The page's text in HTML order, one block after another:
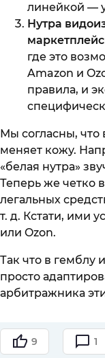
линейкой —
Нутра
где это
Amazon и
правила, и
Мы согласны, что
меняет кожу.
«белая нутра»
Теперь же четко
легальных
т. д. Кстати, ими
или Ozon.
Так что в гемблу
просто
арбитражника
9 1